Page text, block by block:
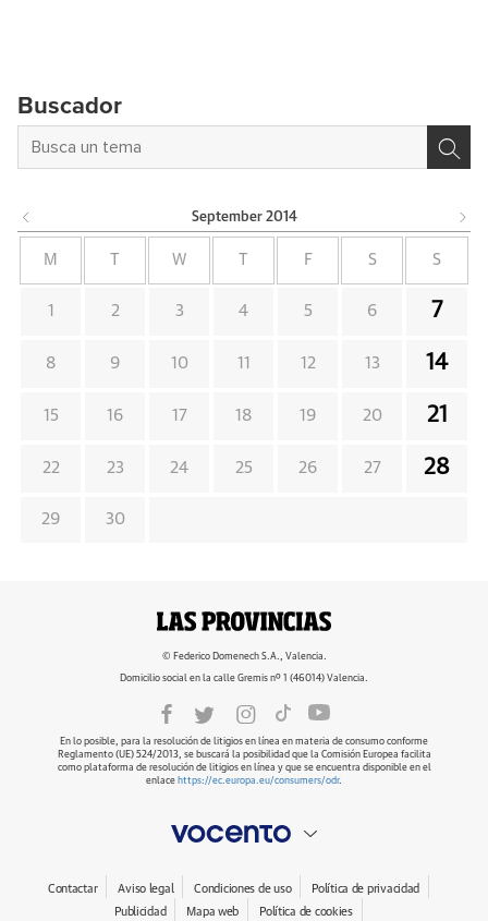
Buscador
September 2014
M W F S S
1 2 3 4 5 6 7
8 9 10 11 12 13 14
15 16 17 18 19 20 21
22 23 24 25 26 27 28
29 30
© Federico Domenech S.A., Valencia.
Domicilio social en la calle Gremis nº 1 (46014) Valencia.
En lo posible, para la resolución de litigios en línea en materia de consumo conforme
Reglamento (UE) 524/2013, se buscará la posibilidad que la Comisión Europea facilita
como plataforma de resolución de litigios en línea y que se encuentra disponible en el
enlace https://ec.europa.eu/consumers/odr.
Contactar Aviso legal Condiciones de uso
Política de privacidad
Publicidad
Mapa web Política de cookies